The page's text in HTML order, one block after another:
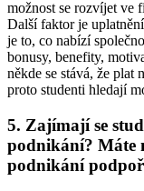
možnost se rozvíjet ve
Další faktor je
je to, co nabízí
bonusy, benefity,
někde se stává, že plat
proto studenti hledají
5. Zajímají se
podnikání? Máte
podnikání